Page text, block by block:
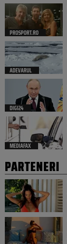
PROSPORT.RO
ADEVARUL
DIGI24
MEDIAFAX
PARTENERI